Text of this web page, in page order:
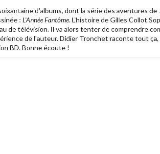
d'albums, dont la série des aventures
: L'Année Fantôme. L'histoire de Gilles Collot
de télévision. Il va alors tenter de comprendre
de l'auteur. Didier Tronchet raconte tout
BD. Bonne écoute !